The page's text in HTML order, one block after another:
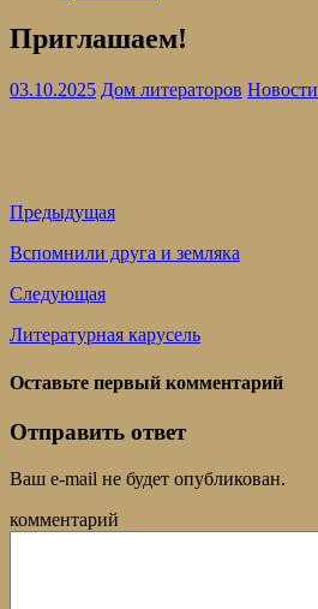
Приглашаем!
03.10.2025 Дом литераторов Новости
Предыдущая
Вспомнили друга и земляка
Следующая
Литературная карусель
Оставьте первый комментарий
Отправить ответ
Ваш e-mail не будет опубликован.
комментарий